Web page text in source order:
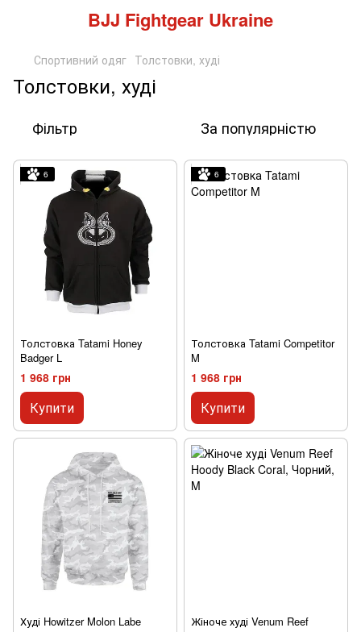
BJJ Fightgear Ukraine
Спортивний одяг Толстовки, худі
Толстовки, худі
Фільтр За популярністю
6
Толстовка Tatami Honey
Badger L
1 968 грн
Купити
6
Толстовка Tatami Competitor
M
1 968 грн
Купити
Худі Howitzer Molon Labe
Жіноче худі Venum Reef